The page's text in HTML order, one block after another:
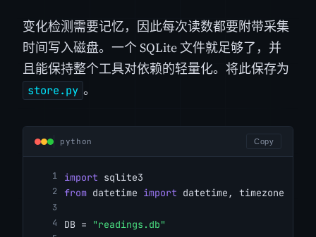
变化检测需要记忆，因此每次读数都要附带采集
时间写入磁盘。一个 SQLite 文件就足够了，并
且能保持整个工具对依赖的轻量化。将此保存为
store.py 。
python Copy
import sqlite3
from datetime import datetime, timezone
DB = "readings.db"